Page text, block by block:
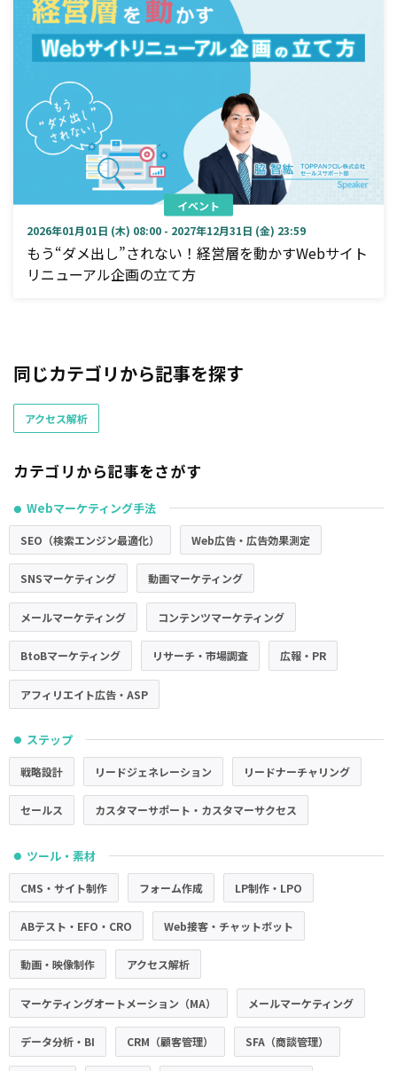
イベント
2026年01月01日 (木) 08:00 - 2027年12月31日 (金) 23:59
もう“ダメ出し”されない！経営層を動かすWebサイト
リニューアル企画の立て方
同じカテゴリから記事を探す
アクセス解析
カテゴリから記事をさがす
● Webマーケティング手法
SEO（検索エンジン最適化） Web広告・広告効果測定
SNSマーケティング 動画マーケティング
メールマーケティング コンテンツマーケティング
BtoBマーケティング リサーチ・市場調査 広報・PR
アフィリエイト広告・ASP
● ステップ
戦略設計 リードジェネレーション リードナーチャリング
セールス カスタマーサポート・カスタマーサクセス
● ツール・素材
CMS・サイト制作 フォーム作成 LP制作・LPO
ABテスト・EFO・CRO Web接客・チャットボット
動画・映像制作 アクセス解析
マーケティングオートメーション（MA） メールマーケティング
データ分析・BI CRM（顧客管理） SFA（商談管理）